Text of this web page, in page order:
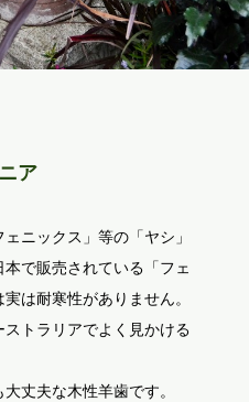
ア
ニックス」等の「ヤシ」
で販売されている「フェ
は耐寒性がありません。
トラリアでよく見かける
丈夫な木性羊歯です。